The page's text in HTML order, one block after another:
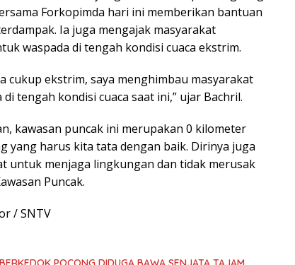
Forkopimda hari ini memberikan bantuan
Ia juga mengajak masyarakat
waspada di tengah kondisi cuaca ekstrim.
cukup ekstrim, saya menghimbau masyarakat
tengah kondisi cuaca saat ini,” ujar Bachril.
kawasan puncak ini merupakan 0 kilometer
yang harus kita tata dengan baik. Dirinya juga
untuk menjaga lingkungan dan tidak merusak
Puncak.
/ SNTV